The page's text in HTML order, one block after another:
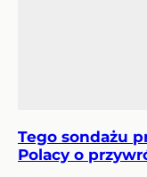
Tego sondażu
Polacy o